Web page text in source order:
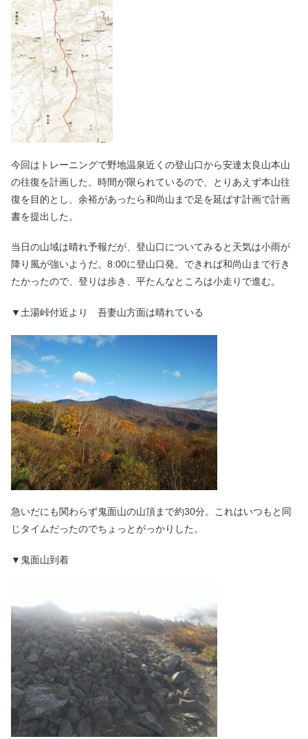
今回はトレーニングで野地温泉近くの登山口から安達太良山本山
の往復を計画した。時間が限られているので、とりあえず本山往
復を目的とし、余裕があったら和尚山まで足を延ばす計画で計画
書を提出した。
当日の山域は晴れ予報だが、登山口についてみると天気は小雨が
降り風が強いようだ。8:00に登山口発。できれば和尚山まで行き
たかったので、登りは歩き、平たんなところは小走りで進む。
▼土湯峠付近より 吾妻山方面は晴れている
急いだにも関わらず鬼面山の山頂まで約30分。これはいつもと同
じタイムだったのでちょっとがっかりした。
▼鬼面山到着